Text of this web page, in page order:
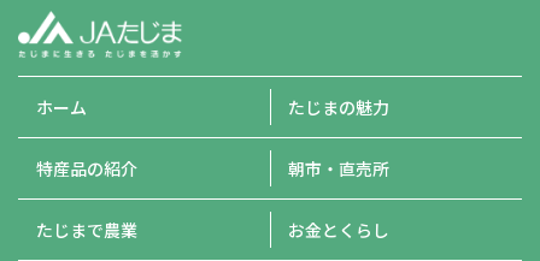
ホーム たじまの魅力
特産品の紹介 朝市・直売所
たじまで農業 お金とくらし